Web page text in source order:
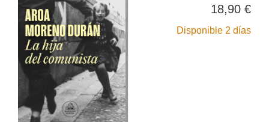
18,90 €
Disponible 2 días